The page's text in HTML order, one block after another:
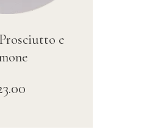
e
.00